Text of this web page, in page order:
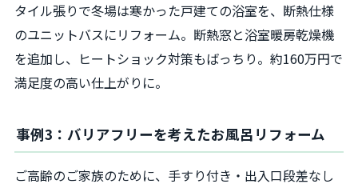
タイル張りで冬場は寒かった戸建ての浴室を、断熱仕様
のユニットバスにリフォーム。断熱窓と浴室暖房乾燥機
を追加し、ヒートショック対策もばっちり。約160万円で
満足度の高い仕上がりに。
事例3：バリアフリーを考えたお風呂リフォーム
ご高齢のご家族のために、手すり付き・出入口段差なし